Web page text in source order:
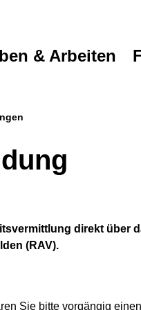
& Arbeiten
direkt über
(RAV).
Sie bitte vorgängig